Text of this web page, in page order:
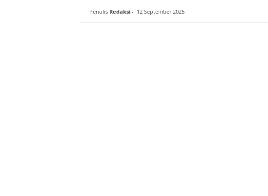
Penulis Redaksi- 12 September 2025